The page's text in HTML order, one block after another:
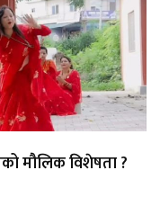
मौलिक विशेषता ?